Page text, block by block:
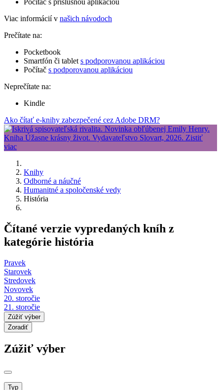
Počítač s príslušnou aplikáciou
Viac informácií v našich návodoch
Prečítate na:
Pocketbook
Smartfón či tablet s podporovanou aplikáciou
Počítač s podporovanou aplikáciou
Neprečítate na:
Kindle
Ako čítať e-knihy zabezpečené cez Adobe DRM?
Knihy
Odborné a náučné
Humanitné a spoločenské vedy
História
Čítané verzie vypredaných kníh z
kategórie história
Pravek
Starovek
Stredovek
Novovek
20. storočie
21. storočie
Zúžiť výber
Zoradiť
Zúžiť výber
Typ